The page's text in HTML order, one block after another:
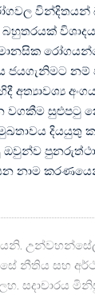
වින්දිතයන්
විශාදය,
මානසික
නම්
වගකීම සුළුපටු
දියයුතු
ඔවුන්ව
නාම
නීතිය සහ
සදාචාරය